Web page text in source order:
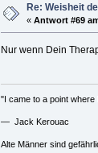
Re: Weisheit
«Antwort #69
Nur wenn Dein
"I came to a point where
— Jack Kerouac
Alte Männer sind